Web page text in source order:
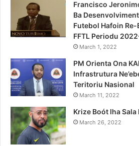
Francisco
Ba
Futebol Hafoin
FFTL Periodu
March 1, 2022
PM Orienta Ona
Infrastrutura
Teritoriu Nasional
March 11, 2022
Krize Boót Iha
March 26, 2022